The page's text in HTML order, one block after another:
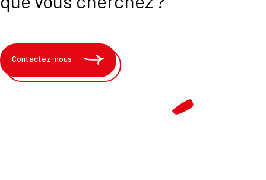
Contactez-nous